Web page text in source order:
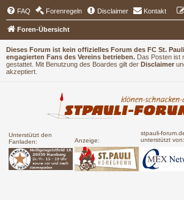
Dieses Forum ist kein offizielles Forum des FC St.
engagierten Fans des Vereins betrieben. Das Posten ist
gestattet. Mit Benutzung des Boardes gilt der Disclaimer
akzeptiert.
Unterstützt den
Fanladen:
Anzeige:
stpauli-
unterstützt von:
FAQ Forenregeln Disclaimer Kontakt
Foren-Übersicht